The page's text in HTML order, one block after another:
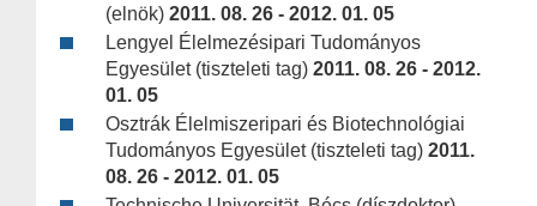
(elnök) 2011. 08. 26 - 2012. 01. 05
Lengyel Élelmezésipari Tudományos
Egyesület (tiszteleti tag) 2011. 08. 26 - 2012.
01. 05
Osztrák Élelmiszeripari és Biotechnológiai
Tudományos Egyesület (tiszteleti tag) 2011.
08. 26 - 2012. 01. 05